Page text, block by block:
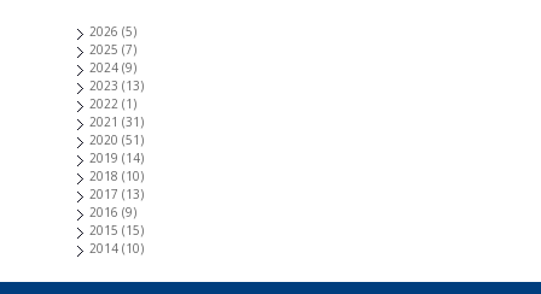
2026 (5)
2025 (7)
2024 (9)
2023 (13)
2022 (1)
2021 (31)
2020 (51)
2019 (14)
2018 (10)
2017 (13)
2016 (9)
2015 (15)
2014 (10)